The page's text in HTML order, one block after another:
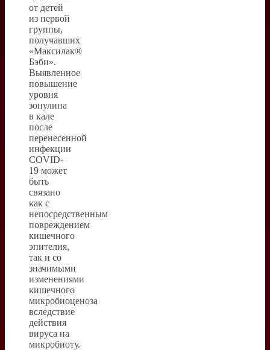
от детей
из первой
группы,
получавших
«Максилак®
Бэби».
Выявленное
повышение
уровня
зонулина
в кале
после
перенесенной
инфекции
СOVID-
19 может
быть
связано
как с
непосредственным
повреждением
кишечного
эпителия,
так и со
значимыми
изменениями
кишечного
микробиоценоза
вследствие
действия
вируса на
микробиоту.